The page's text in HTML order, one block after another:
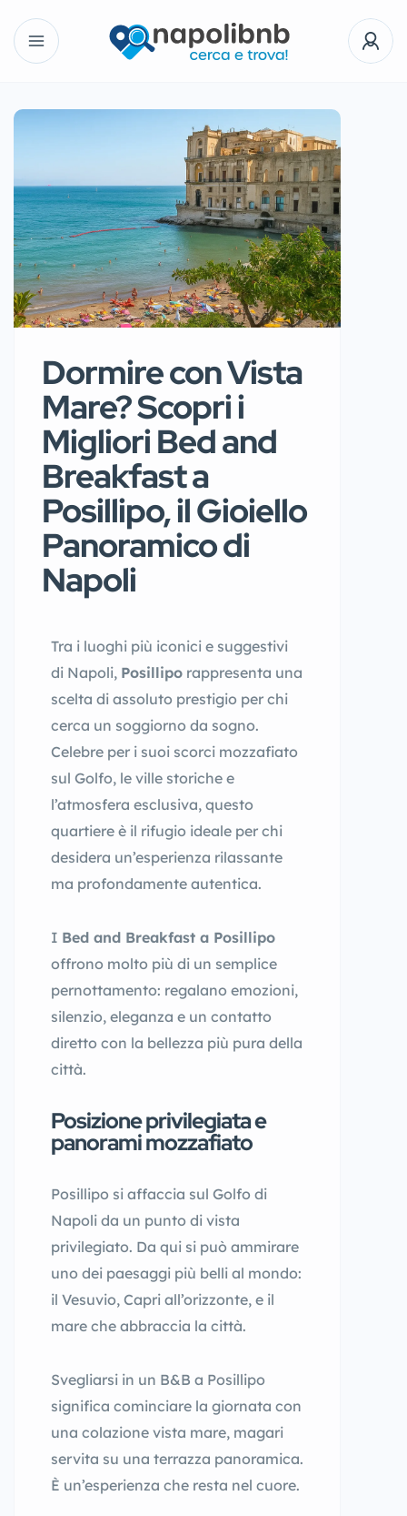
Dormire con Vista
Mare? Scopri i
Migliori Bed and
Breakfast a
Posillipo, il Gioiello
Panoramico di
Napoli
Tra i luoghi più iconici e suggestivi
di Napoli, Posillipo rappresenta una
scelta di assoluto prestigio per chi
cerca un soggiorno da sogno.
Celebre per i suoi scorci mozzafiato
sul Golfo, le ville storiche e
l’atmosfera esclusiva, questo
quartiere è il rifugio ideale per chi
desidera un’esperienza rilassante
ma profondamente autentica.
I Bed and Breakfast a Posillipo
offrono molto più di un semplice
pernottamento: regalano emozioni,
silenzio, eleganza e un contatto
diretto con la bellezza più pura della
città.
Posizione privilegiata e
panorami mozzafiato
Posillipo si affaccia sul Golfo di
Napoli da un punto di vista
privilegiato. Da qui si può ammirare
uno dei paesaggi più belli al mondo:
il Vesuvio, Capri all’orizzonte, e il
mare che abbraccia la città.
Svegliarsi in un B&B a Posillipo
significa cominciare la giornata con
una colazione vista mare, magari
servita su una terrazza panoramica.
È un’esperienza che resta nel cuore.